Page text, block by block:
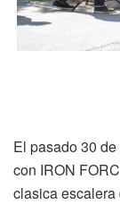
El pasado 30
con IRON
clasica escalera